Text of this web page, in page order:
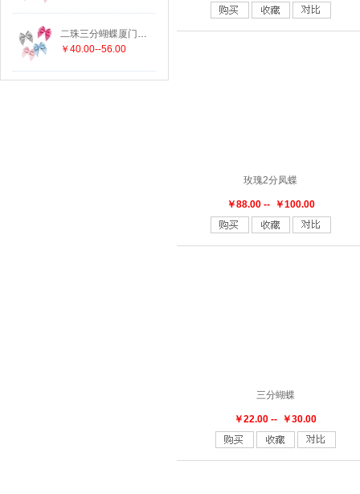
A401 A403 B014 B016
玫瑰2分凤蝶
￥88.00 -- ￥100.00
三分蝴蝶
￥22.00 -- ￥30.00
二珠三分蝴蝶厦门织带批发
￥40.00--56.00